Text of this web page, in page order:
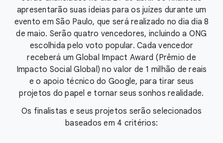
apresentarão suas ideias para os juízes durante um
evento em São Paulo, que será realizado no dia dia 8
de maio. Serão quatro vencedores, incluindo a ONG
escolhida pelo voto popular. Cada vencedor
receberá um Global Impact Award (Prêmio de
Impacto Social Global) no valor de 1 milhão de reais
e o apoio técnico do Google, para tirar seus
projetos do papel e tornar seus sonhos realidade.
Os finalistas e seus projetos serão selecionados
baseados em 4 critérios: